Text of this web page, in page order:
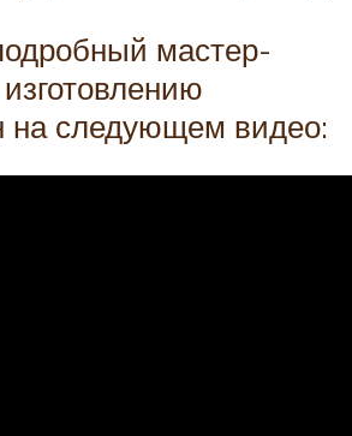
мастер-
на следующем видео: